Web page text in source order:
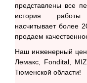
представлены все
история работы
насчитывает более
продаем
Наш инженерный
Лемакс, Fondital,
Тюменской области!